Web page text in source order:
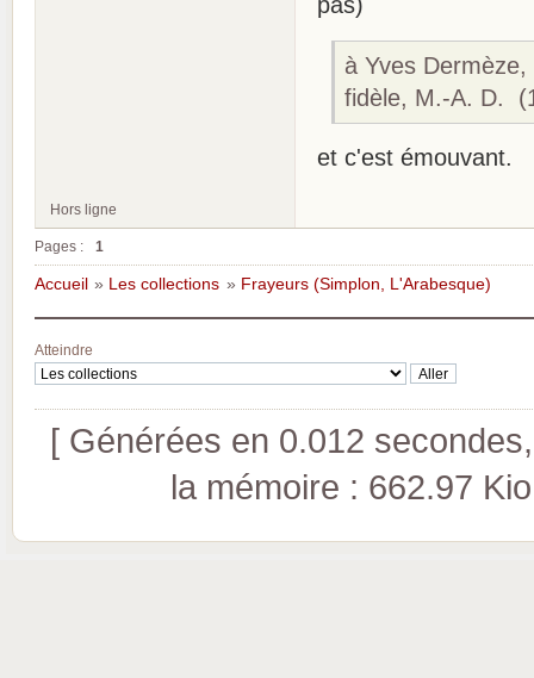
à Yves
fidèle, M.-A. D.
et c'est émouvant.
Hors ligne
Pages : 1
Accueil » Les collections » Frayeurs (Simplon, L'Arabesque)
Atteindre
[ Générées en 0.012
la mémoire : 662.97